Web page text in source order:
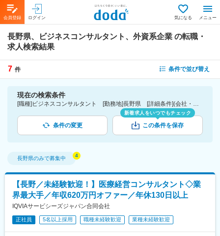
会員登録 ログイン 気になる メニュー
長野県、ビジネスコンサルタント、外資系企業 の転職・
求人検索結果
7 件 条件で並び替え
現在の検索条件
[職種]ビジネスコンサルタント [勤務地]長野県 [詳細条件](会社・職場の環境)外資系企業
条件の変更
新着求人をいつでもチェック
この条件を保存
長野県のみで募集中
【長野／未経験歓迎！】医療経営コンサルタント◇業
界最大手／年収620万円オファー／年休130日以上
IQVIAサービシーズジャパン合同会社
正社員 5名以上採用 職種未経験歓迎 業種未経験歓迎